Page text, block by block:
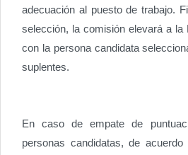
adecuación al puesto de trabajo.
selección, la comisión elevará a la
con la persona candidata
suplentes.
En caso de empate de
personas candidatas, de